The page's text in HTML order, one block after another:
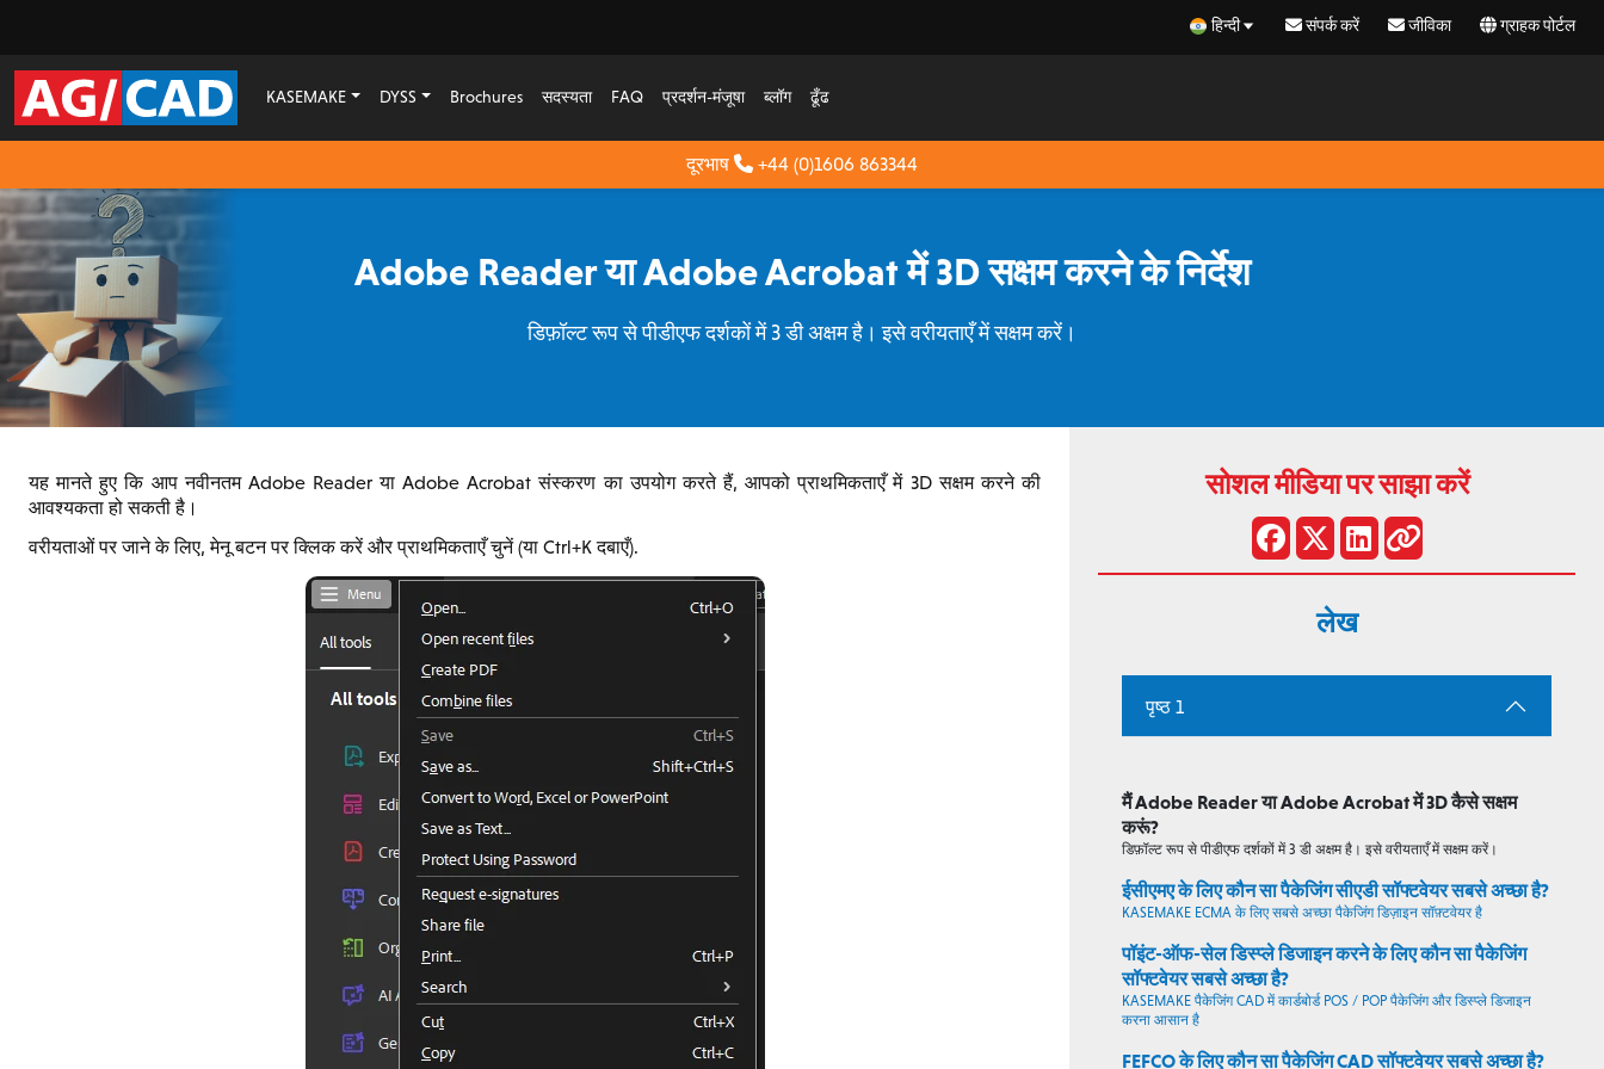
हिन्दी संपर्क करें जीविका ग्राहक पोर्टल
KASEMAKE DYSS Brochures सदस्यता FAQ प्रदर्शन-मंजूषा ब्लॉग ढूँढ
दूरभाष +44 (0)1606 863344
Adobe Reader या Adobe Acrobat में 3D सक्षम करने के निर्देश
डिफ़ॉल्ट रूप से पीडीएफ दर्शकों में 3 डी अक्षम है। इसे वरीयताएँ में सक्षम करें।
यह मानते हुए कि आप नवीनतम Adobe Reader या Adobe Acrobat संस्करण का उपयोग करते हैं, आपको प्राथमिकताएँ में 3D सक्षम करने की
आवश्यकता हो सकती है।
वरीयताओं पर जाने के लिए, मेनू बटन पर क्लिक करें और प्राथमिकताएँ चुनें (या Ctrl+K दबाएँ).
सोशल मीडिया पर साझा करें
लेख
पृष्ठ 1
मैं Adobe Reader या Adobe Acrobat में 3D कैसे सक्षम
करूं?
डिफ़ॉल्ट रूप से पीडीएफ दर्शकों में 3 डी अक्षम है। इसे वरीयताएँ में सक्षम करें।
ईसीएमए के लिए कौन सा पैकेजिंग सीएडी सॉफ्टवेयर सबसे अच्छा है?
KASEMAKE ECMA के लिए सबसे अच्छा पैकेजिंग डिज़ाइन सॉफ़्टवेयर है
पॉइंट-ऑफ-सेल डिस्प्ले डिजाइन करने के लिए कौन सा पैकेजिंग
सॉफ्टवेयर सबसे अच्छा है?
KASEMAKE पैकेजिंग CAD में कार्डबोर्ड POS / POP पैकेजिंग और डिस्प्ले डिजाइन
करना आसान है
FEFCO के लिए कौन सा पैकेजिंग CAD सॉफ्टवेयर सबसे अच्छा है?